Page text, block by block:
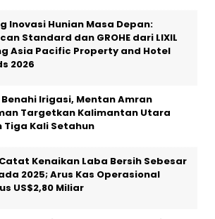
Inovasi Hunian Masa Depan:
Standard dan GROHE dari LIXIL
Asia Pacific Property and Hotel
2026
Benahi Irigasi, Mentan Amran
Targetkan Kalimantan Utara
Tiga Kali Setahun
Catat Kenaikan Laba Bersih Sebesar
2025; Arus Kas Operasional
US$2,80 Miliar